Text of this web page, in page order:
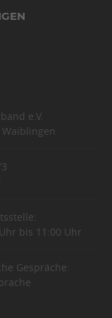
e.V.
bis 11:00 Uhr
Gespräche: